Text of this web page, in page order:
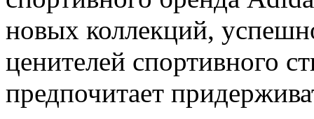
новых коллекций,
ценителей спортивного
предпочитает